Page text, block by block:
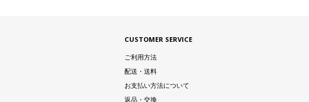
CUSTOMER SERVICE
ご利用方法
配送・送料
お支払い方法について
返品・交換